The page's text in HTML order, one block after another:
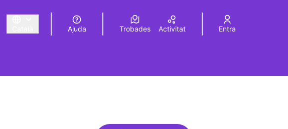
Triar la llengua Elegir el idioma Choose language
Ajuda Trobades Activitat Entra